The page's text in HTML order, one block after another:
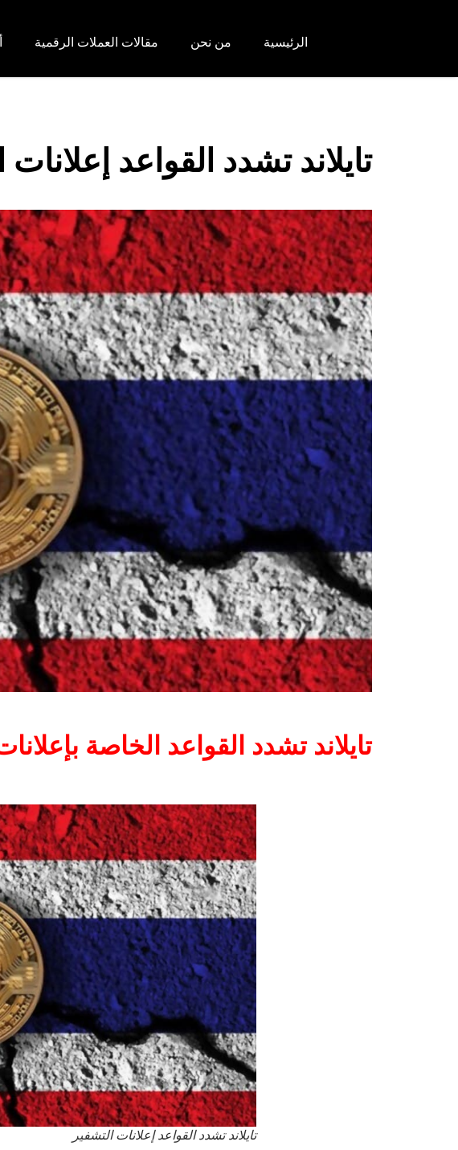
الرئيسية من نحن مقالات العملات الرقمية
تايلاند تشدد القواعد إعلانات
تايلاند تشدد القواعد الخاصة
تايلاند تشدد القواعد إعلانات التشفير